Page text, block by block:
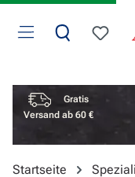
Zum Hauptinhalt
Du
Vorteile überspringen
Gratis
Versand ab 60 €
Startseite